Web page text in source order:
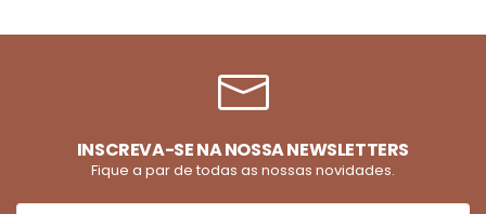
INSCREVA-SE NA NOSSA NEWSLETTERS
Fique a par de todas as nossas novidades.